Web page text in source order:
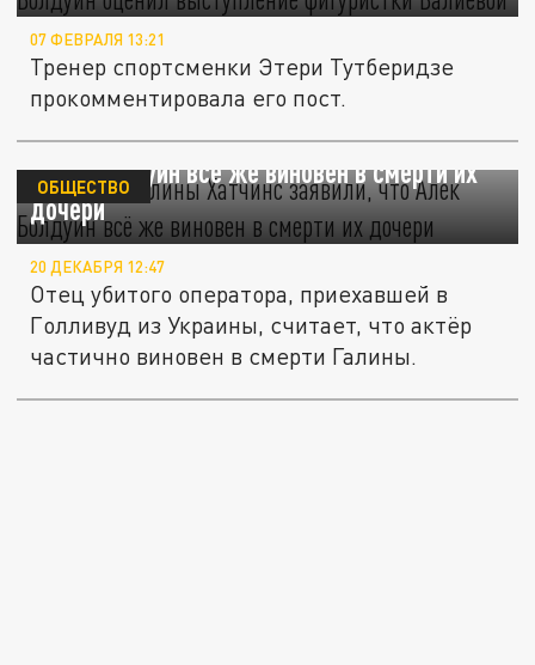
07 ФЕВРАЛЯ 13:21
Тренер спортсменки Этери Тутберидзе
прокомментировала его пост.
Родители Галины Хатчинс заявили, что
Алек Болдуин всё же виновен в смерти их
дочери
ОБЩЕСТВО
20 ДЕКАБРЯ 12:47
Отец убитого оператора, приехавшей в
Голливуд из Украины, считает, что актёр
частично виновен в смерти Галины.